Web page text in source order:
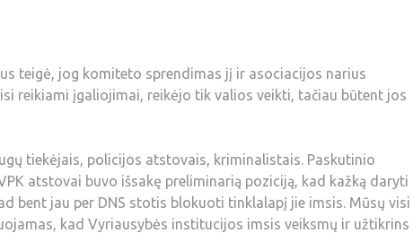
teigė, jog komiteto sprendimas jį ir asociacijos narius
reikiami įgaliojimai, reikėjo tik valios veikti, tačiau būtent jos
tiekėjais, policijos atstovais, kriminalistais. Paskutinio
atstovai buvo išsakę preliminarią poziciją, kad kažką daryti
bent jau per DNS stotis blokuoti tinklalapį jie imsis. Mūsų visi
kad Vyriausybės institucijos imsis veiksmų ir užtikrins